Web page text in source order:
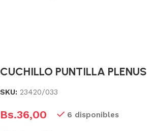
CUCHILLO PUNTILLA PLENUS
SKU: 23420/033
Bs.36,00 6 disponibles